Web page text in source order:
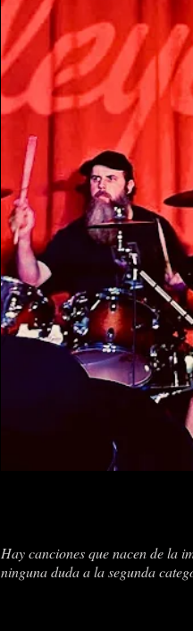
Hay canciones que nacen de la
ninguna duda a la segunda